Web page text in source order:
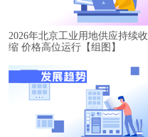
2026年北京工业用地供应持续收
缩 价格高位运行【组图】